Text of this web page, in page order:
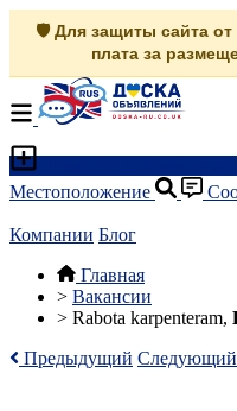
🛡️ Для защиты сайта от
плата за
Местоположение
Компании Блог
Главная
> Вакансии
> Rabota karpenteram,
Предыдущий Следующий